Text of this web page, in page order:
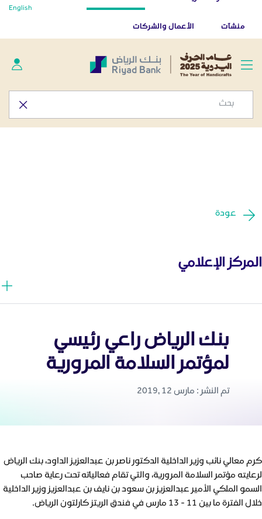
أخبار صحفية - المركز الإعلامي
تطبيق بنك الرياض
منشآت الأعمال والشركات
English
عودة
المركز الإعلامي
بنك الرياض راعي رئيسي
لمؤتمر السلامة المرورية
تم النشر : مارس 12 ,2019
كرم معالي نائب وزير الداخلية الدكتور ناصر بن عبدالعزيز الداود، بنك الرياض
لرعايته مؤتمر السلامة المرورية، والتي تقام فعالياته تحت رعاية صاحب
السمو الملكي الأمير عبدالعزيز بن سعود بن نايف بن عبدالعزيز وزير الداخلية
خلال الفترة ما بين 11 - 13 مارس في فندق الريتز كارلتون الرياض.